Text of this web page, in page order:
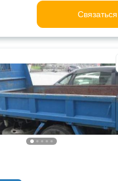
Связаться